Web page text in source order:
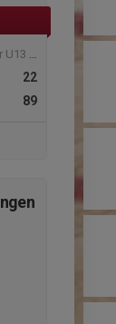
- F U13
22
89